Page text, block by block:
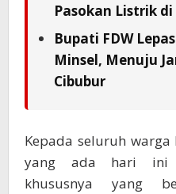
Pasokan Listrik
Bupati FDW
Minsel, Menuju
Cibubur
Kepada seluruh
yang ada hari ini
khususnya yang